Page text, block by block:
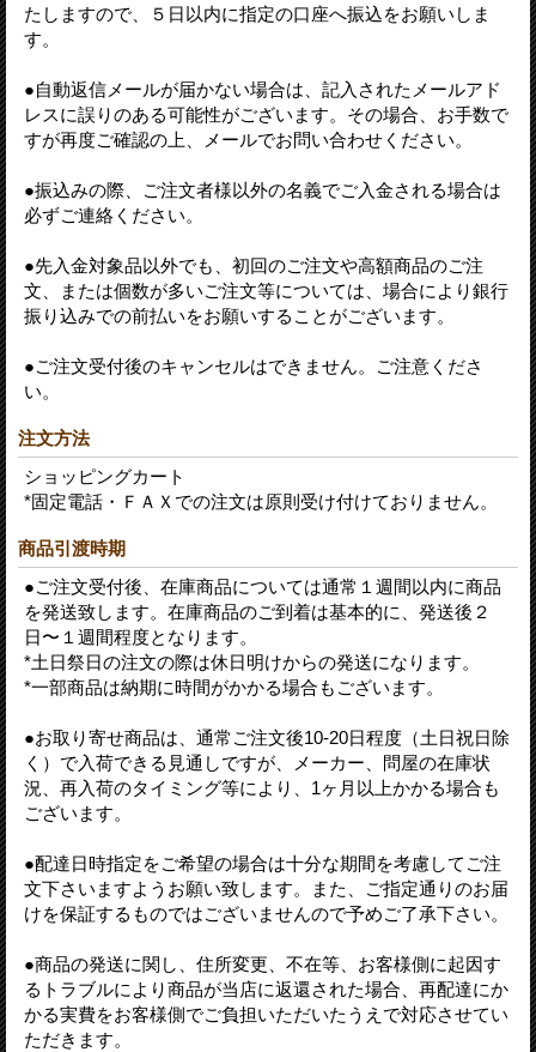
たしますので、５日以内に指定の口座へ振込をお願いしま
す。
●自動返信メールが届かない場合は、記入されたメールアド
レスに誤りのある可能性がございます。その場合、お手数で
すが再度ご確認の上、メールでお問い合わせください。
●振込みの際、ご注文者様以外の名義でご入金される場合は
必ずご連絡ください。
●先入金対象品以外でも、初回のご注文や高額商品のご注
文、または個数が多いご注文等については、場合により銀行
振り込みでの前払いをお願いすることがございます。
●ご注文受付後のキャンセルはできません。ご注意くださ
い。
注文方法
ショッピングカート
*固定電話・ＦＡＸでの注文は原則受け付けておりません。
商品引渡時期
●ご注文受付後、在庫商品については通常１週間以内に商品
を発送致します。在庫商品のご到着は基本的に、発送後２
日〜１週間程度となります。
*土日祭日の注文の際は休日明けからの発送になります。
*一部商品は納期に時間がかかる場合もございます。
●お取り寄せ商品は、通常ご注文後10-20日程度（土日祝日除
く）で入荷できる見通しですが、メーカー、問屋の在庫状
況、再入荷のタイミング等により、1ヶ月以上かかる場合も
ございます。
●配達日時指定をご希望の場合は十分な期間を考慮してご注
文下さいますようお願い致します。また、ご指定通りのお届
けを保証するものではございませんので予めご了承下さい。
●商品の発送に関し、住所変更、不在等、お客様側に起因す
るトラブルにより商品が当店に返還された場合、再配達にか
かる実費をお客様側でご負担いただいたうえで対応させてい
ただきます。